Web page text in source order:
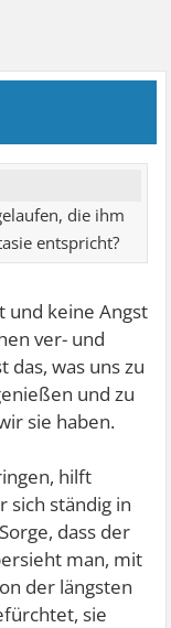
die ihm
entspricht?
und keine Angst
ver- und
das, was uns zu
und zu
sie haben.
hilft
sich ständig in
dass der
man, mit
der längsten
sie